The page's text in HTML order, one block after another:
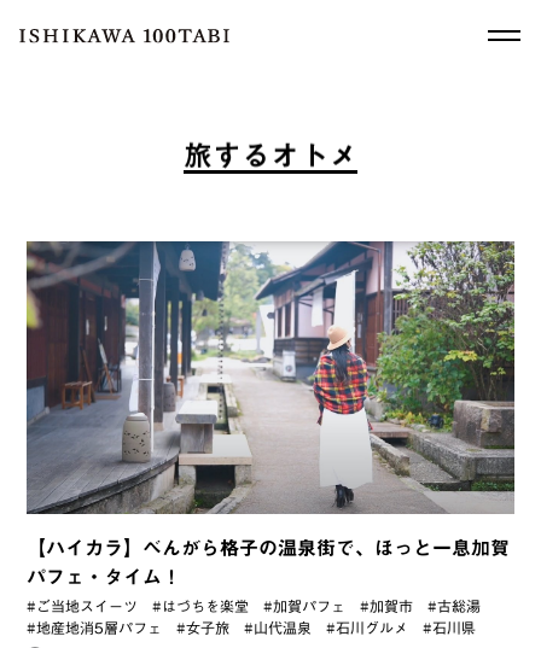
旅 す る オ ト メ
【ハイカラ】べんがら格子の温泉街で、ほっと一息加賀
パフェ・タイム！
#ご当地スイーツ #はづちを楽堂 #加賀パフェ #加賀市
#古総湯
#地産地消5層パフェ
#女子旅 #山代温泉 #石川グルメ #石川県